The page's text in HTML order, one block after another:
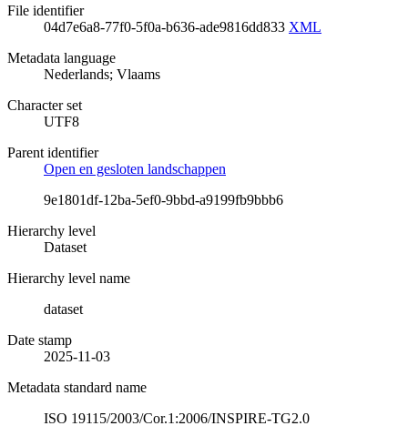
File identifier
04d7e6a8-77f0-5f0a-b636-ade9816dd833 XML
Metadata language
Nederlands; Vlaams
Character set
UTF8
Parent identifier
Open en gesloten landschappen
9e1801df-12ba-5ef0-9bbd-a9199fb9bbb6
Hierarchy level
Dataset
Hierarchy level name
dataset
Date stamp
2025-11-03
Metadata standard name
ISO 19115/2003/Cor.1:2006/INSPIRE-TG2.0